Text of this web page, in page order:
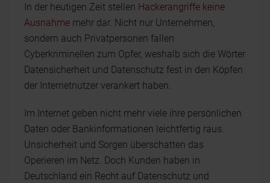
In der heutigen Zeit stellen Hackerangriffe keine
Ausnahme mehr dar. Nicht nur Unternehmen,
sondern auch Privatpersonen fallen
Cyberkriminellen zum Opfer, weshalb sich die Wörter
Datensicherheit und Datenschutz fest in den Köpfen
der Internetnutzer verankert haben.
Im Internet geben nicht mehr viele ihre persönlichen
Daten oder Bankinformationen leichtfertig raus.
Unsicherheit und Sorgen überschatten das
Operieren im Netz. Doch Kunden haben in
Deutschland ein Recht auf Datenschutz und